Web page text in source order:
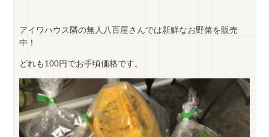
アイワハウス隣の無人八百屋さんでは新鮮なお野菜を販売
中！
どれも100円でお手頃価格です。